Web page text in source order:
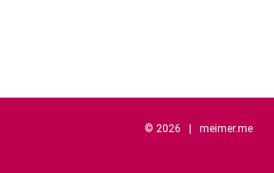
© 2026 | meimer.me